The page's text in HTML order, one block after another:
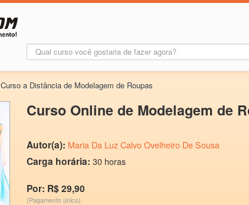
Curso a Distância de Modelagem de Roupas
Curso Online de Modelagem de
Autor(a): Maria Da Luz Calvo Ovelheiro De Sousa
Carga horária: 30 horas
Por: R$ 29,90
(Pagamento único)